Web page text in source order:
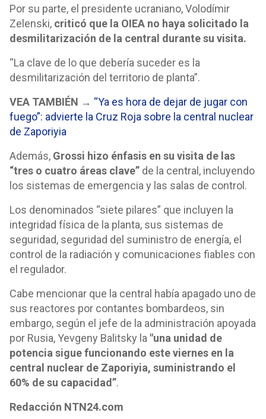
Por su parte, el presidente ucraniano, Volodímir
Zelenski, criticó que la OIEA no haya solicitado la
desmilitarización de la central durante su visita.
“La clave de lo que debería suceder es la
desmilitarización del territorio de planta”.
VEA TAMBIÉN → “Ya es hora de dejar de jugar con
fuego”: advierte la Cruz Roja sobre la central nuclear
de Zaporiyia
Además, Grossi hizo énfasis en su visita de las
“tres o cuatro áreas clave” de la central, incluyendo
los sistemas de emergencia y las salas de control.
Los denominados “siete pilares” que incluyen la
integridad física de la planta, sus sistemas de
seguridad, seguridad del suministro de energía, el
control de la radiación y comunicaciones fiables con
el regulador.
Cabe mencionar que la central había apagado uno de
sus reactores por contantes bombardeos, sin
embargo, según el jefe de la administración apoyada
por Rusia, Yevgeny Balitsky la "una unidad de
potencia sigue funcionando este viernes en la
central nuclear de Zaporiyia, suministrando el
60% de su capacidad”.
Redacción NTN24.com